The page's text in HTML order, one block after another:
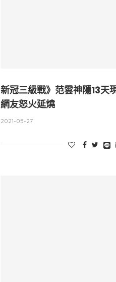
新冠三級戰》范雲神隱13天
網友怒火延燒
2021-05-27